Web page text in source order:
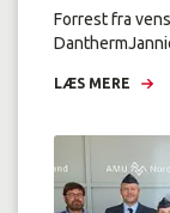
Forrest fra
LÆS MERE